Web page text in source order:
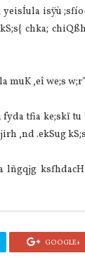
isÿù
chka;
,eî we;s
tfia ke;skï
,nd .ekSug
lñgqjg
GOOGLE+